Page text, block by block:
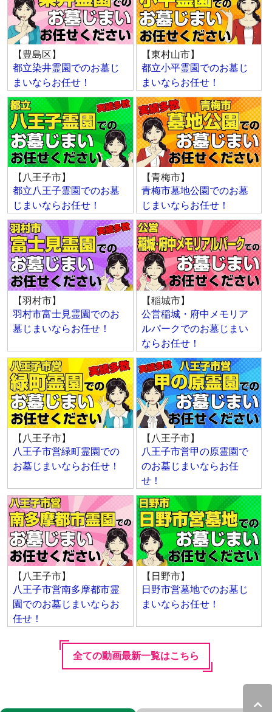
【豊島区】
都立染井霊園でのお墓じ
まいならお任せ！
【東村山市】
都立小平霊園でのお墓じ
まいならお任せ！
【八王子市】
都立八王子霊園でのお墓
じまいならお任せ！
【青梅市】
青梅市墓地公園でのお墓
じまいならお任せ！
【羽村市】
羽村市富士見霊園でのお
墓じまいならお任せ！
【稲城市】
公営稲城・府中メモリア
ルパークでのお墓じまい
ならお任せ！
【八王子市】
八王子市営緑町霊園での
お墓じまいならお任せ！
【八王子市】
八王子市営甲の原霊園で
のお墓じまいならお任
せ！
【八王子市】
八王子市営南多摩都市霊
園でのお墓じまいならお
任せ！
【日野市】
日野市営墓地でのお墓じ
まいならお任せ！
全ての動画最新一覧はこちら